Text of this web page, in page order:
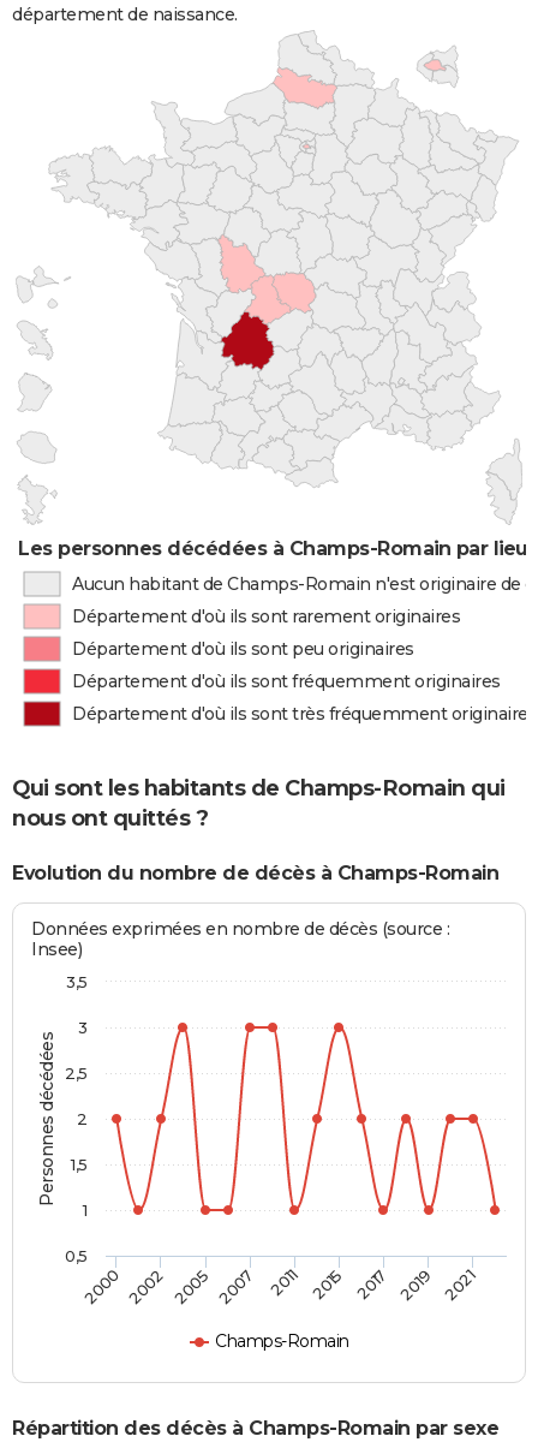
département de naissance.
Les personnes décédées à Champs-Romain par lieu
Aucun habitant de Champs-Romain n'est originaire de
Département d'où ils sont rarement originaires
Département d'où ils sont peu originaires
Département d'où ils sont fréquemment originaires
Département d'où ils sont très fréquemment originaires
Qui sont les habitants de Champs-Romain qui
nous ont quittés ?
Evolution du nombre de décès à Champs-Romain
Personnes décédées
Données exprimées en nombre de décès (source :
Insee)
Champs-Romain
2000 2002 2005 2007 2011 2015 2017 2019 2021
0,5
1
1,5
2
2,5
3
3,5
Répartition des décès à Champs-Romain par sexe